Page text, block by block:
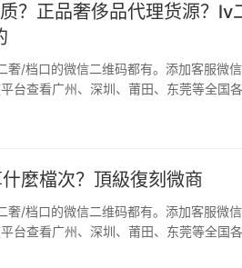
？正品奢侈品代理货源？lv
奢/档口的微信二维码都有。添加客服微信
台查看广州、深圳、莆田、东莞等全国
奢一手货源，直接对接一手货源代发，一
麼檔次？頂級復刻微商
奢/档口的微信二维码都有。添加客服微信
台查看广州、深圳、莆田、东莞等全国